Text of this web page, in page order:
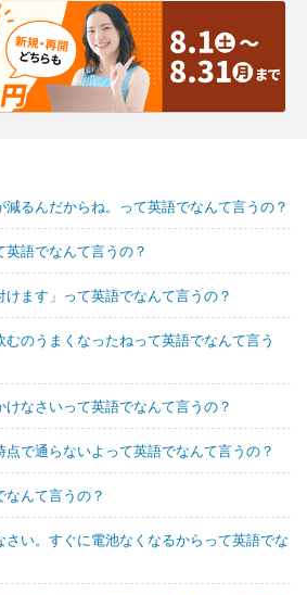
るんだからね。って英語でなんて言うの？
語でなんて言うの？
けます」って英語でなんて言うの？
のうまくなったねって英語でなんて言う
なさいって英語でなんて言うの？
で通らないよって英語でなんて言うの？
んて言うの？
い。すぐに電池なくなるからって英語でな